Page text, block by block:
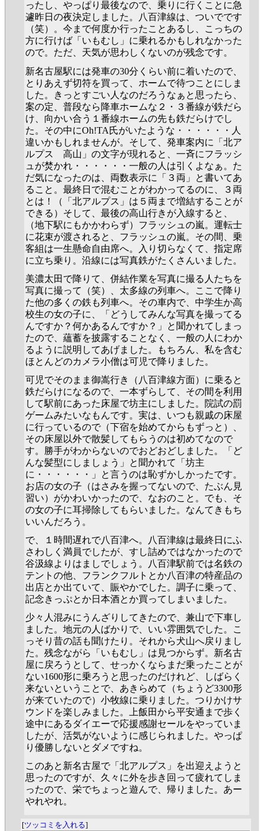
ったし、やっぱり最後なので、乗りに行くことに急
遽昨日の夜決定しました。八百津線は、ついでです
（笑）。今まで何度か行ったことあるし、こっちの
方に行けば「いもむし」に乗れるかもしれなかった
ので。ただ、天気が思わしくないのが残念です。
新名古屋駅には発車の30分くらい前に着いたので、
とりあえず切符を買って、ホームで待つことにしま
した。きっとすごい人なのだろうなぁと思ったら、
案の定、普段なら降車ホームな２・３番線が鉄だら
け、向かい合う１番線ホームの先も鉄だらけでし
た。その中にOh!TA氏がいたような・・・・・・人
違いかもしれませんが。そして、発車案内に「北ア
ルプス 高山」の文字が現れると、一斉にフラッシ
ュが焚かれ・・・・・・一般の人は引くよなぁ。た
だ気になったのは、両数表示に「３両」と書いてあ
ること。最終日で混むことがわかってるのに、３両
とは！（「北アルプス」は５両まで増結することが
できる）そして、最後の高山行きが入線すると、
（地下駅にもかかわらず）フラッシュの嵐。運転士
に花束が渡されると、フラッシュの嵐。その間、乗
客組は一生懸命自由席へ。入り切らなくて、指定席
に立ち乗り。沿線には写真鉄がたくさんいました。
美濃太田で降りて、併結作業を写真に撮る人たちを
写真に撮って（笑）、太多線の列車へ。ここで降り
た他の多くの鉄も列車へ。その車内で、中学生か高
校生の女の子に、「どうしてみんな写真を撮ってる
んですか？何かあるんですか？」と聞かれてしまっ
たので、蘊蓄を披露することなく、一般の人にわか
るように説明してあげました。もちろん、私を含む
ほとんどのカメラ小僧は可児で降りました。
可児でそのまま御嵩行き（八百津線方面）に乗ると
鉄だらけになるので、一本ずらして、その間を利用
して駅前にあった床屋で坊主にしました。院試の罰
ゲームみたいなもんです。実は、いつも親戚の床屋
に行っているので（下宿を始めてからもずっと）、
その床屋以外で散髪してもらうのは初めてなので
す。勝手がわからないのでおどおどしました。「ど
んな髪型にしましょう」と聞かれて「坊主
に・・・・・・」と言うのは恥ずかしかったです。
お店の女の子（はさみを握ってないので、たぶん見
習い）がかわいかったので、なおのこと。でも、そ
の女の子に耳掃除してもらいました。なんてきもち
いいんだろう。
で、１時間遅れで八百津へ。八百津線は最終日にふ
さわしく満員でしたが、すし詰めではなかったので
谷汲線よりはましでしょう。八百津駅前では名鉄の
テントの他、フランクフルトとか八百津の特産品の
出店とか出ていて、賑やかでした。調子に乗って、
記念きっぷとか日本酒とか買ってしまいました。
少々人混みにうんざりしてきたので、兼山で下車し
ました。地元の人ばかりで、いい雰囲気でした。こ
っそり昔の話も聞けたり。それから犬山へ戻りまし
た。残念ながら「いもむし」は見つからず。新名古
屋に戻ろうとして、せっかくならまだ乗ったことが
ない1600形に乗ろうと思ったのだけれど、しばらく
来ないということで、あきらめて（ちょうど3300形
が来ていたので）小牧線に乗りました。つりかけサ
ウンドを楽しみました。上飯田から平安通まで歩く
途中にあるダイエーで応援感謝セールをやっていま
したが、活気がないように感じられました。やっぱ
り優勝しないとダメですね。
このあと新名古屋で「北アルプス」を出迎えようと
思ったのですが、久々に外を歩き回って疲れてしま
ったので、栄でちょっと遊んで、帰りました。あー
やれやれ。
[ツッコミを入れる]